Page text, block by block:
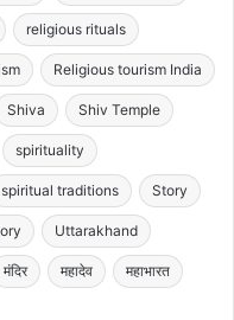
religious rituals
Religious tourism India
Shiva Shiv Temple
spirituality
spiritual traditions Story
Uttarakhand
मंदिर महादेव महाभारत